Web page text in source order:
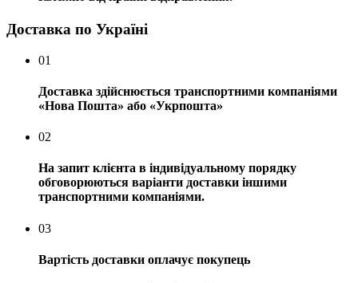
Доставка по Україні
01
Доставка здійснюється транспортними компаніями
«Нова Пошта» або «Укрпошта»
02
На запит клієнта в індивідуальному порядку
обговорюються варіанти доставки іншими
транспортними компаніями.
03
Вартість доставки оплачує покупець